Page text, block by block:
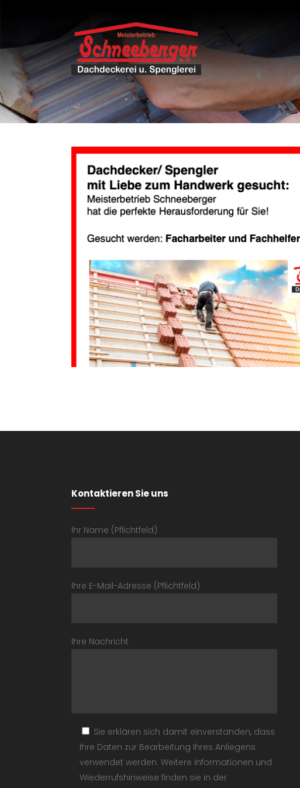
Kontaktieren Sie uns
Ihr Name (Pflichtfeld)
Ihre E-Mail-Adresse (Pflichtfeld)
Ihre Nachricht
Sie erklären sich damit einverstanden, dass
Ihre Daten zur Bearbeitung Ihres Anliegens
verwendet werden. Weitere Informationen und
Wiederrufshinweise finden sie in der